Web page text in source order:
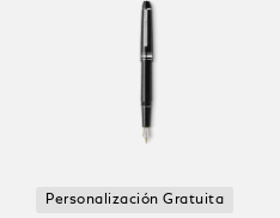
Personalización Gratuita